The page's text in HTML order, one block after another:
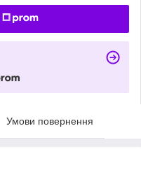
Умови повернення